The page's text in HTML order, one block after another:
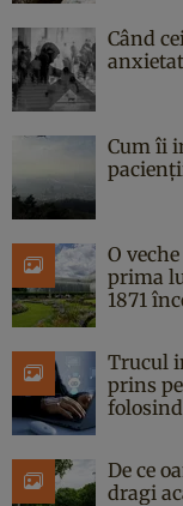
Când
Cum îi
O
prima
1871
Trucul
prins
De ce
dragi